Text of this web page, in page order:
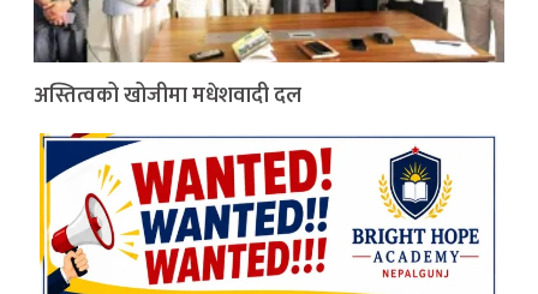
अस्तित्वको खोजीमा मधेशवादी दल